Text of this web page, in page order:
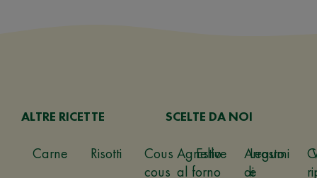
ALTRE RICETTE
Carne Risotti
Cous
cous
Estive
Legumi
e
SCELTE DA NOI
Agnello
al forno
Arrosto
di